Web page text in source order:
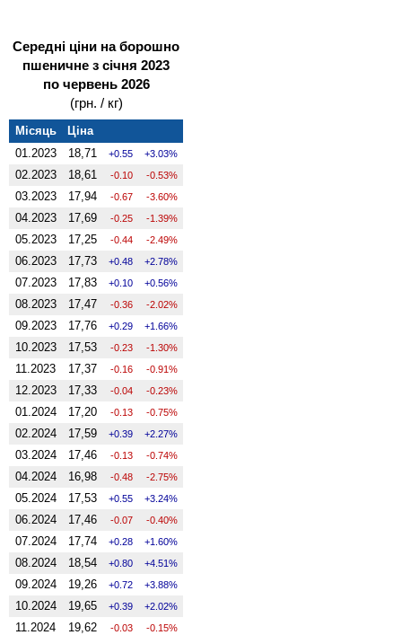
Середні ціни на борошно
пшеничне з січня 2023
по червень 2026
(грн. / кг)
Місяць
Ціна
01.2023
18,71 0.55 3.03%
02.2023 18,61 -0.10 -0.53%
03.2023 17,94 -0.67 -3.60%
04.2023 17,69 -0.25 -1.39%
05.2023 17,25 -0.44 -2.49%
06.2023 17,73 0.48 2.78%
07.2023 17,83 0.10 0.56%
08.2023 17,47 -0.36 -2.02%
09.2023 17,76 0.29 1.66%
10.2023 17,53 -0.23 -1.30%
11.2023 17,37 -0.16 -0.91%
12.2023 17,33 -0.04 -0.23%
01.2024 17,20 -0.13 -0.75%
02.2024 17,59 0.39 2.27%
03.2024 17,46 -0.13 -0.74%
04.2024 16,98 -0.48 -2.75%
05.2024 17,53 0.55 3.24%
06.2024 17,46 -0.07 -0.40%
07.2024 17,74 0.28 1.60%
08.2024 18,54 0.80 4.51%
09.2024 19,26 0.72 3.88%
10.2024 19,65 0.39 2.02%
11.2024 19,62 -0.03 -0.15%